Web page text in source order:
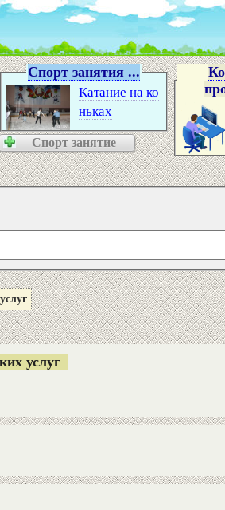
Спорт занятия ...
Катание на ко
ньках
Спорт занятие
услуг